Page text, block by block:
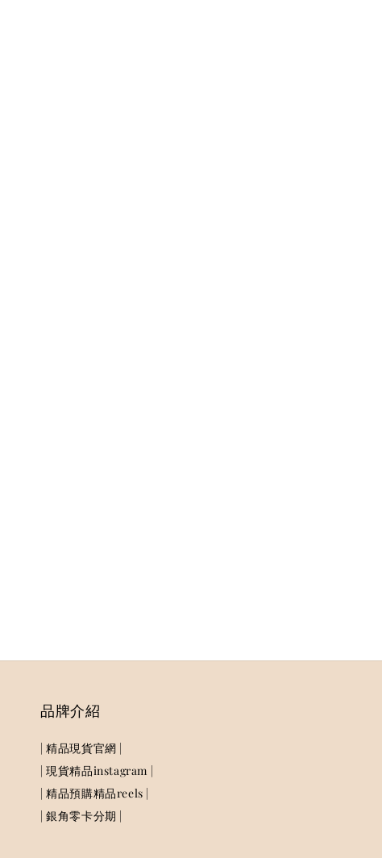
品牌介紹
| 精品現貨官網 |
| 現貨精品instagram |
| 精品預購精品reels |
| 銀角零卡分期 |